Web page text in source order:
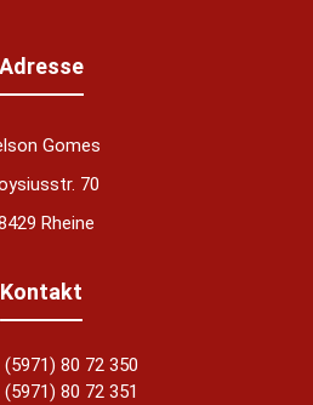
Adresse
Gomes
70
Rheine
Kontakt
(5971) 80 72 350
(5971) 80 72 351